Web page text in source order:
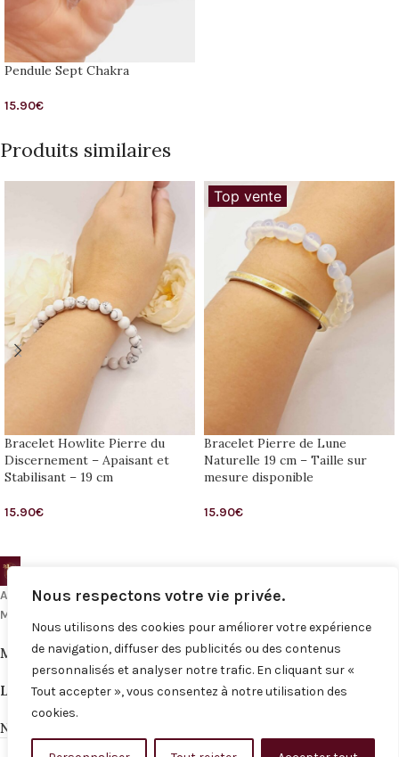
Nous respectons votre vie privée.
Nous utilisons des cookies pour améliorer votre expérience
de navigation, diffuser des publicités ou des contenus
personnalisés et analyser notre trafic. En cliquant sur «
Tout accepter », vous consentez à notre utilisation des
cookies.
Pendule Sept Chakra
15.90€
Produits similaires
Bracelet Howlite Pierre du
Discernement – Apaisant et
Stabilisant – 19 cm
15.90€
Top vente
Bracelet Pierre de Lune
Naturelle 19 cm – Taille sur
mesure disponible
15.90€
Adresse :165 Route d'Ales, Nîmes
Mail :
MENU
LIENS UTILES
NOS RÉSEAUX